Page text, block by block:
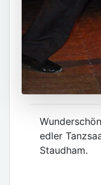
edler
Staudham.